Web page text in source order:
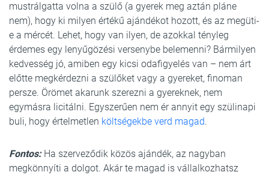
mustrálgatta volna a szülő (a gyerek meg aztán pláne
nem), hogy ki milyen értékű ajándékot hozott, és az megüti-
e a mércét. Lehet, hogy van ilyen, de azokkal tényleg
érdemes egy lenyűgözési versenybe belemenni? Bármilyen
kedvesség jó, amiben egy kicsi odafigyelés van – nem árt
előtte megkérdezni a szülőket vagy a gyereket, finoman
persze. Örömet akarunk szerezni a gyereknek, nem
egymásra licitálni. Egyszerűen nem ér annyit egy szülinapi
buli, hogy értelmetlen költségekbe verd magad.
Fontos:Ha szerveződik közös ajándék, az nagyban
megkönnyíti a dolgot. Akár te magad is vállalkozhatsz